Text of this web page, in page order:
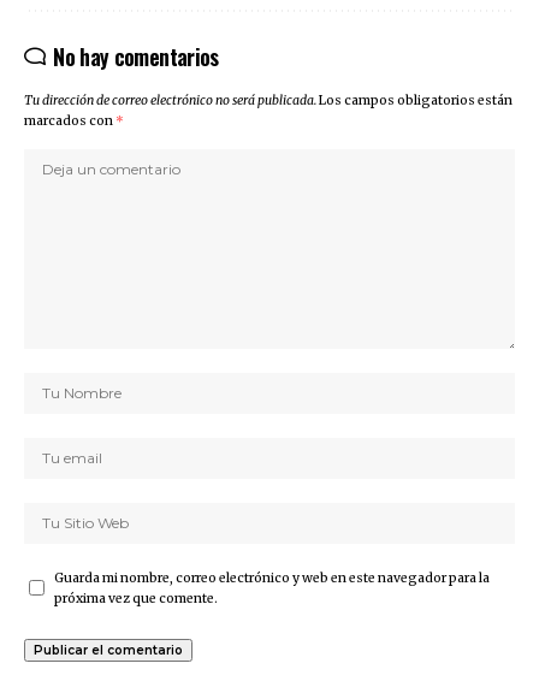
No hay comentarios
Tu dirección de correo electrónico no será publicada.Los campos obligatorios están
marcados con *
Guarda mi nombre, correo electrónico y web en este navegador para la
próxima vez que comente.